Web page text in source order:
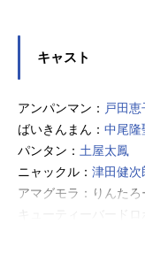
キャスト
アンパンマン： 戸田恵
ばいきんまん： 中尾隆
パンタン： 土屋太鳳
ニャックル： 津田健次
アマグモラ：りんたろ
キューティーバード
冨永